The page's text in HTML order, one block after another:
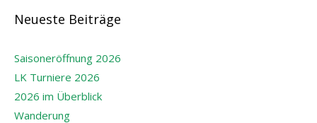
Neueste Beiträge
Saisoneröffnung 2026
LK Turniere 2026
2026 im Überblick
Wanderung